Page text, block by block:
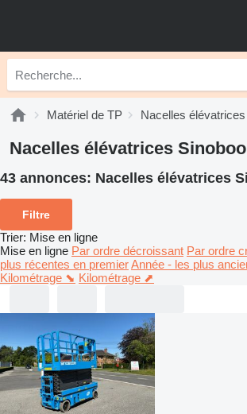
Matériel de TP Nacelles élévatrices
Nacelles élévatrices
43 annonces: Nacelles élévatrices
Filtre
Trier: Mise en ligne
Mise en ligne Par ordre décroissant Par ordre
plus récentes en premierAnnée - les plus
Kilométrage ⬊ Kilométrage ⬈